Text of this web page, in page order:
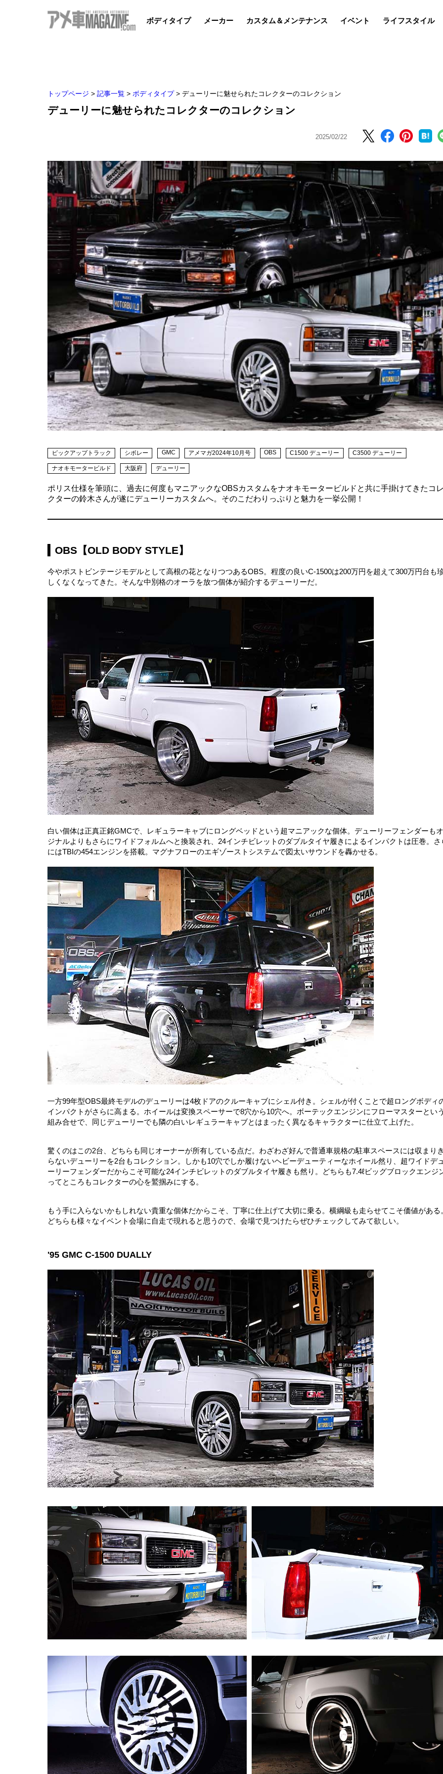
ボディタイプ メーカー カスタム＆メンテナンス イベント ライフスタイル
トップページ > 記事一覧 > ボディタイプ > デューリーに魅せられたコレクターのコレクション
デューリーに魅せられたコレクターのコレクション
2025/02/22
ピックアップトラック シボレー GMC アメマガ2024年10月号 OBS C1500 デューリー C3500 デューリー
ナオキモータービルド 大阪府 デューリー
ポリス仕様を筆頭に、過去に何度もマニアックなOBSカスタムをナオキモータービルドと共に手掛けてきたコ
クターの鈴木さんが遂にデューリーカスタムへ。そのこだわりっぷりと魅力を一挙公開！
OBS【OLD BODY STYLE】
今やポストビンテージモデルとして高根の花となりつつあるOBS。程度の良いC-1500は200万円を超えて300万円台も
しくなくなってきた。そんな中別格のオーラを放つ個体が紹介するデューリーだ。
白い個体は正真正銘GMCで、レギュラーキャブにロングベッドという超マニアックな個体。デューリーフェンダーも
ジナルよりもさらにワイドフォルムへと換装され、24インチビレットのダブルタイヤ履きによるインパクトは圧巻。さ
にはTBIの454エンジンを搭載。マグナフローのエギゾーストシステムで図太いサウンドを轟かせる。
一方99年型OBS最終モデルのデューリーは4枚ドアのクルーキャブにシェル付き。シェルが付くことで超ロングボディ
インパクトがさらに高まる。ホイールは変換スペーサーで8穴から10穴へ。ボーテックエンジンにフローマスターとい
組み合せで、同じデューリーでも隣の白いレギュラーキャブとはまったく異なるキャラクターに仕立て上げた。
驚くのはこの2台、どちらも同じオーナーが所有している点だ。わざわざ好んで普通車規格の駐車スペースには収まり
らないデューリーを2台もコレクション。しかも10穴でしか履けないヘビーデューティーなホイール然り、超ワイドデ
ーリーフェンダーだからこそ可能な24インチビレットのダブルタイヤ履きも然り。どちらも7.4ℓビッグブロックエンジ
ってところもコレクターの心を鷲掴みにする。
もう手に入らないかもしれない貴重な個体だからこそ、丁寧に仕上げて大切に乗る。横綱級も走らせてこそ価値がある
どちらも様々なイベント会場に自走で現れると思うので、会場で見つけたらぜひチェックしてみて欲しい。
'95 GMC C-1500 DUALLY